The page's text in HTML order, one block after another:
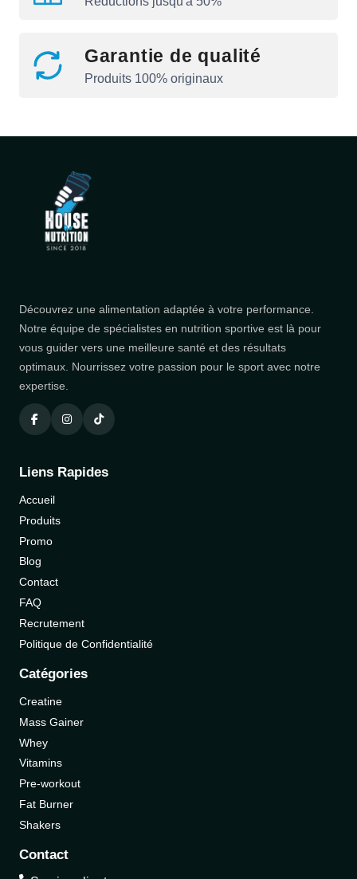
Garantie de qualité
Produits 100% originaux
Découvrez une alimentation adaptée à votre performance.
Notre équipe de spécialistes en nutrition sportive est là pour
vous guider vers une meilleure santé et des résultats
optimaux. Nourrissez votre passion pour le sport avec notre
expertise.
Liens Rapides
Accueil
Produits
Promo
Blog
Contact
FAQ
Recrutement
Politique de Confidentialité
Catégories
Creatine
Mass Gainer
Whey
Vitamins
Pre-workout
Fat Burner
Shakers
Contact